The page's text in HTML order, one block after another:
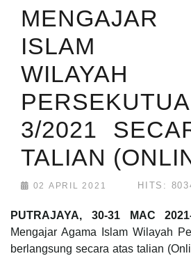
MENGAJAR
ISLAM
WILAYAH
3/2021
TALIAN
02 APRIL 2021 HITS:
PUTRAJAYA, 30-31 MAC
Mengajar Agama Islam Wilayah
berlangsung secara atas talian